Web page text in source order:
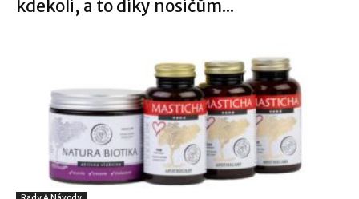
kdekoli, a to díky nosičům...